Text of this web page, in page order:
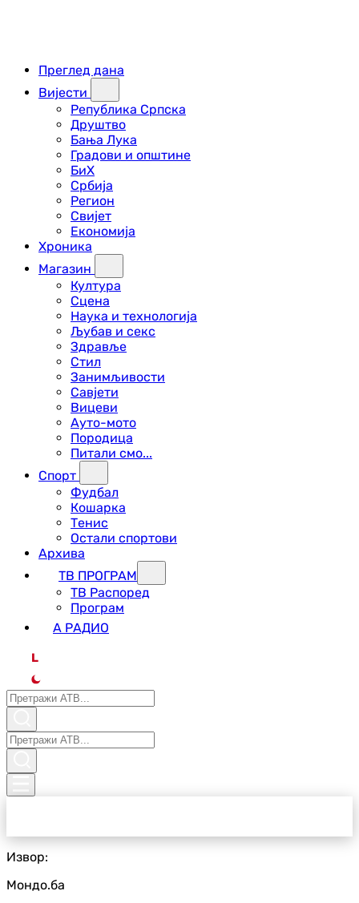
Преглед дана
Вијести
Република Српска
Друштво
Бања Лука
Градови и општине
БиХ
Србија
Регион
Свијет
Економија
Хроника
Магазин
Култура
Сцена
Наука и технологија
Љубав и секс
Здравље
Стил
Занимљивости
Савјети
Вицеви
Ауто-мото
Породица
Питали смо...
Спорт
Фудбал
Кошарка
Тенис
Остали спортови
Архива
ТВ ПРОГРАМ
ТВ Распоред
Програм
А РАДИО
L
Извор:
Мондо.ба